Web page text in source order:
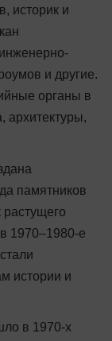
историк и
инженерно-
и другие.
органы в
архитектуры,
памятников
1970–1980-е
истории и
в 1970-х